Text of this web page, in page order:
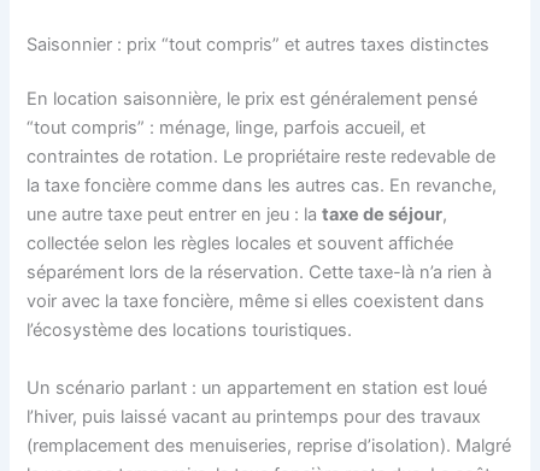
Saisonnier : prix “tout compris” et autres taxes distinctes
En location saisonnière, le prix est généralement pensé
“tout compris” : ménage, linge, parfois accueil, et
contraintes de rotation. Le propriétaire reste redevable de
la taxe foncière comme dans les autres cas. En revanche,
une autre taxe peut entrer en jeu : lataxe de séjour,
collectée selon les règles locales et souvent affichée
séparément lors de la réservation. Cette taxe-là n’a rien à
voir avec la taxe foncière, même si elles coexistent dans
l’écosystème des locations touristiques.
Un scénario parlant : un appartement en station est loué
l’hiver, puis laissé vacant au printemps pour des travaux
(remplacement des menuiseries, reprise d’isolation). Malgré